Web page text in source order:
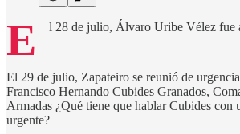
E l 28 de julio, Álvaro Uribe Vélez fue
El 29 de julio, Zapateiro se reunió de
Francisco Hernando Cubides Granados,
Armadas ¿Qué tiene que hablar Cubides con
urgente?